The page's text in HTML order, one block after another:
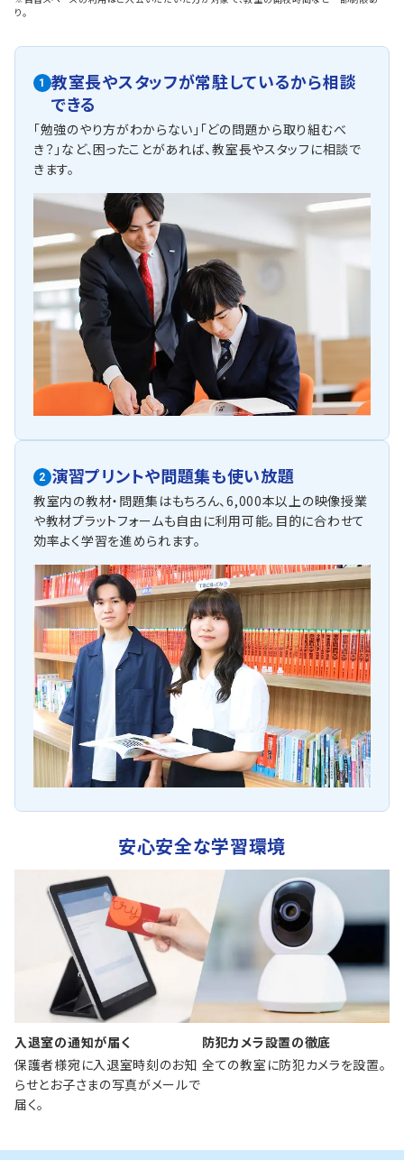
り。
1
教室長やスタッフが常駐しているから相談
できる
「勉強のやり方がわからない」「どの問題から取り組むべ
き？」など、困ったことがあれば、教室長やスタッフに相談で
きます。
2 演習プリントや問題集も使い放題
教室内の教材・問題集はもちろん、6,000本以上の映像授業
や教材プラットフォームも自由に利用可能。目的に合わせて
効率よく学習を進められます。
安心安全な学習環境
入退室の通知が届く
保護者様宛に入退室時刻のお知
らせとお子さまの写真がメールで
届く。
防犯カメラ設置の徹底
全ての教室に防犯カメラを設置。